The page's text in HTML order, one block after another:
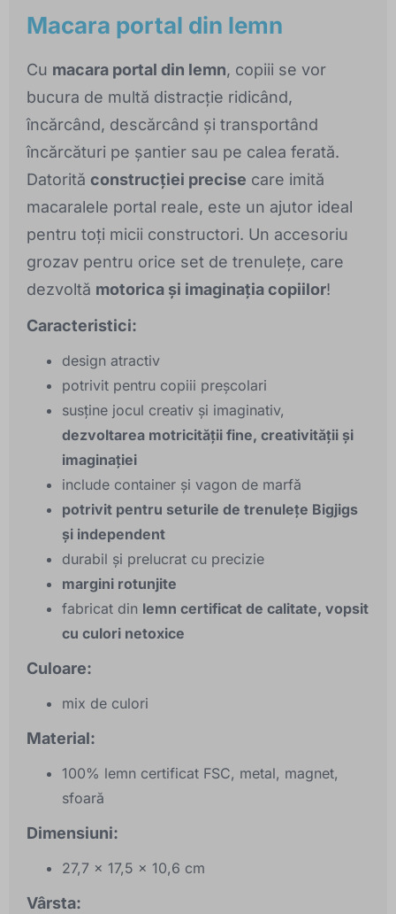
Macara portal din lemn
Cu macara portal din lemn, copiii se vor
bucura de multă distracție ridicând,
încărcând, descărcând și transportând
încărcături pe șantier sau pe calea ferată.
Datorită construcției precise care imită
macaralele portal reale, este un ajutor ideal
pentru toți micii constructori. Un accesoriu
grozav pentru orice set de trenulețe, care
dezvoltă motorica și imaginația copiilor!
Caracteristici:
design atractiv
potrivit pentru copiii preșcolari
susține jocul creativ și imaginativ,
dezvoltarea motricității fine, creativității și
imaginației
include container și vagon de marfă
potrivit pentru seturile de trenulețe Bigjigs
și independent
durabil și prelucrat cu precizie
margini rotunjite
fabricat din lemn certificat de calitate, vopsit
cu culori netoxice
Culoare:
mix de culori
Material:
100% lemn certificat FSC, metal, magnet,
sfoară
Dimensiuni:
27,7 x 17,5 x 10,6 cm
Vârsta: